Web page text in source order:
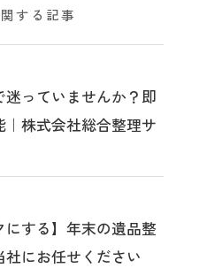
する記事
っていませんか？即
株式会社総合整理サ
にする】年末の遺品整
にお任せください